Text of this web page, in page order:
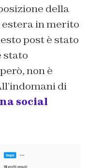
della
in merito
post è stato
stato
non è
di
social